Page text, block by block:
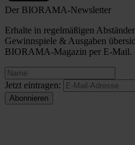
Der BIORAMA-Newsletter
Erhalte in regelmäßigen
Gewinnspiele & Ausgaben
BIORAMA-Magazin per E-Mail.
Jetzt eintragen: